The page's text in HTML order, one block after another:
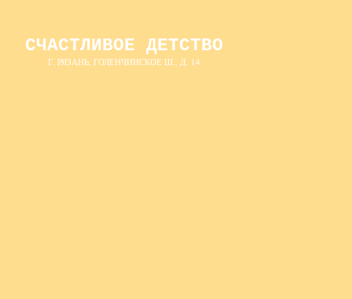
СЧАСТЛИВОЕ ДЕТСТВО
Г. РЯЗАНЬ, ГОЛЕНЧИНСКОЕ Ш., Д. 14